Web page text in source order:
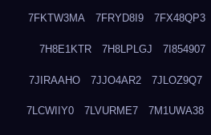
7FKTW3MA 7FRYD8I9 7FX48QP3
7H8E1KTR 7H8LPLGJ 7I854907
7JIRAAHO 7JJO4AR2 7JLOZ9Q7
7LCWIIY0 7LVURME7 7M1UWA38